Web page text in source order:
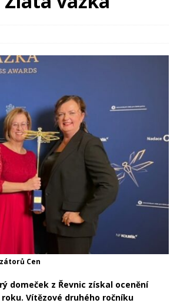
Cen
domeček z Řevnic získal ocenění
Vítězové druhého ročníku